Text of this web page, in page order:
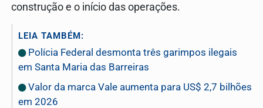
construção e o início das operações.
LEIA TAMBÉM:
Polícia Federal desmonta três garimpos ilegais
em Santa Maria das Barreiras
Valor da marca Vale aumenta para US$ 2,7 bilhões
em 2026